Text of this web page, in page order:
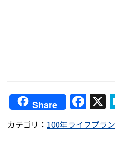
Share F
a
c
X
カテゴリ： 100年ライフプラン